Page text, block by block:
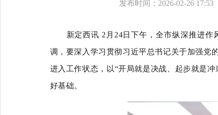
发布时间：2026-02-26 17:53
新定西讯 2月24日下午，全市纵深推进作
调，要深入学习贯彻习近平总书记关于加强党
进入工作状态，以“开局就是决战、起步就是
好基础。